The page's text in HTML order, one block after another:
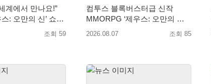
계에서 만나요!”
: 오만의 신’ 쇼케
박지현
조회 59
컴투스 블록버스터급 신작
MMORPG ‘제우스: 오만의 신’,
8월 26일 출시!
2026.08.07 조회 85